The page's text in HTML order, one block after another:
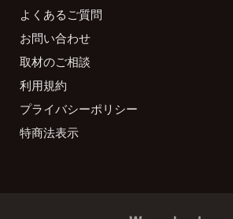
よくあるご質問
お問い合わせ
取材のご相談
利用規約
プライバシーポリシー
特商法表示